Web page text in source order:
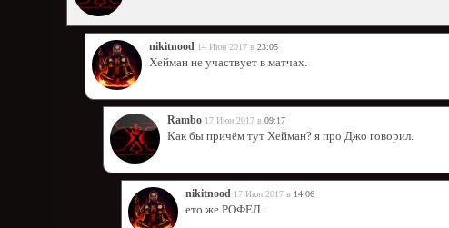
nikitnood 14 Июн 2017 в 23:05
Хейман не участвует в матчах.
Rambo 17 Июн 2017 в 09:17
Как бы причём тут Хейман? я про Джо говорил.
nikitnood 17 Июн 2017 в 14:06
ето же РОФЕЛ.